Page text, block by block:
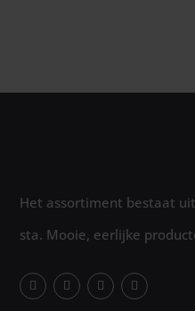
Het assortiment bestaat
sta. Mooie, eerlijke